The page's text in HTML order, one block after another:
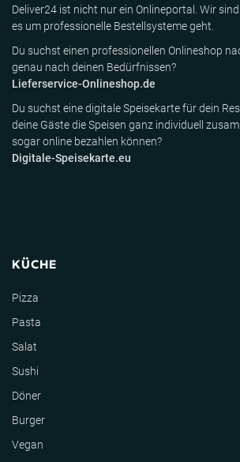
Deliver24 ist nicht nur ein Onlineportal. Wir
es um professionelle Bestellsysteme geht.
Du suchst einen professionellen Onlineshop
genau nach deinen Bedürfnissen?
Lieferservice-Onlineshop.de
Du suchst eine digitale Speisekarte für dein
deine Gäste die Speisen ganz individuell
sogar online bezahlen können?
Digitale-Speisekarte.eu
KÜCHE
Pizza
Pasta
Salat
Sushi
Döner
Burger
Vegan